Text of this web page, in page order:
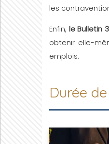
les
Enfin, le Bulletin
obtenir elle-
emplois.
Durée